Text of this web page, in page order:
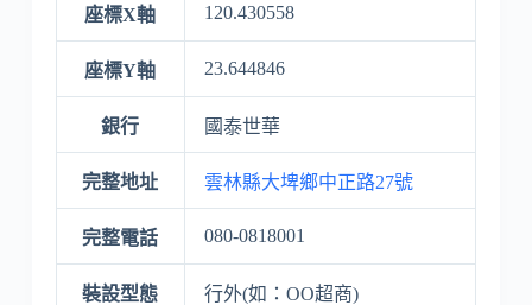
座標X軸 120.430558
座標Y軸 23.644846
銀行 國泰世華
完整地址 雲林縣大埤鄉中正路27號
完整電話 080-0818001
裝設型態 行外(如：OO超商)